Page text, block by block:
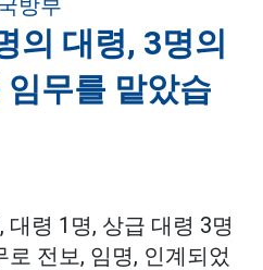
의 대령, 3명의
무를 맡았습
대령 1명, 상급 대령 3명
전보, 임명, 인계되었